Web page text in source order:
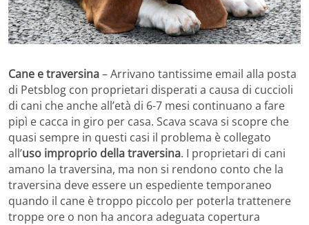
Cane e traversina– Arrivano tantissime email alla posta
di Petsblog con proprietari disperati a causa di cuccioli
di cani che anche all’età di 6-7 mesi continuano a fare
pipì e cacca in giro per casa. Scava scava si scopre che
quasi sempre in questi casi il problema è collegato
all’uso improprio della traversina. I proprietari di cani
amano la traversina, ma non si rendono conto che la
traversina deve essere un espediente temporaneo
quando il cane è troppo piccolo per poterla trattenere
troppe ore o non ha ancora adeguata copertura